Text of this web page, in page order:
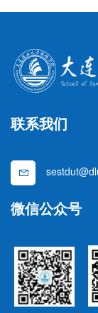
联系我们
微信公众号